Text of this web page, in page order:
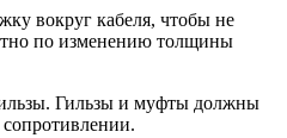
вокруг кабеля, чтобы не
по изменению толщины
Гильзы и муфты должны